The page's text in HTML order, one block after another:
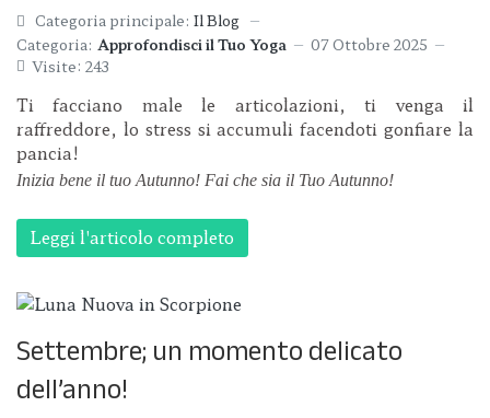
Categoria principale: Il Blog
Categoria: Approfondisci il Tuo Yoga
07 Ottobre 2025
Visite: 243
Ti facciano male le articolazioni, ti venga il
raffreddore, lo stress si accumuli facendoti gonfiare la
pancia!
Inizia bene il tuo Autunno! Fai che sia il Tuo Autunno!
Leggi l'articolo completo
Settembre; un momento delicato
dell’anno!